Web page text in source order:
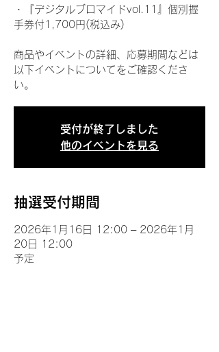
・『デジタルブロマイドvol.11』個別握
手券付1,700円(税込み)
商品やイベントの詳細、応募期間などは
以下イベントについてをご確認くださ
い。
受付が終了しました
他のイベントを見る
抽選受付期間
2026年1月16日 12:00 – 2026年1月
20日 12:00
予定